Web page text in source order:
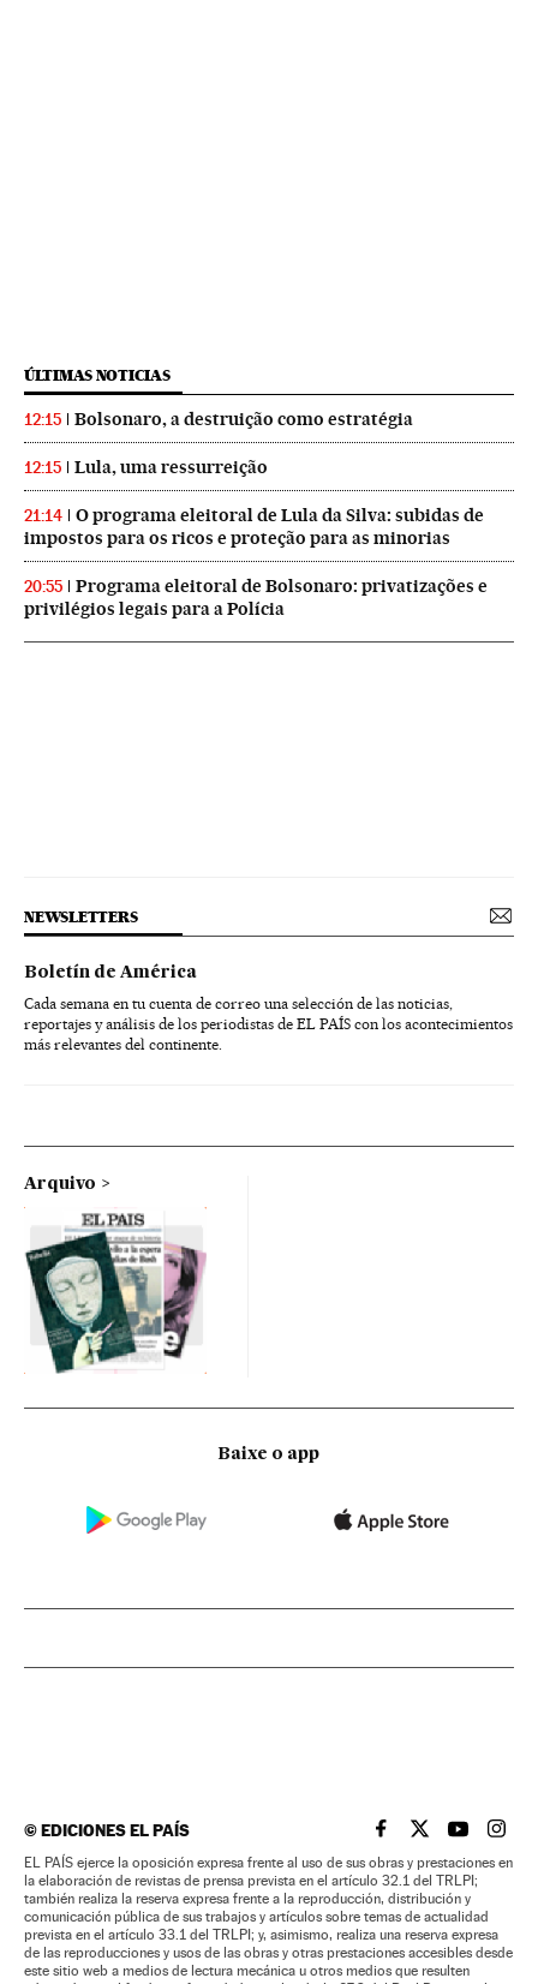
ÚLTIMAS NOTICIAS
12:15 Bolsonaro, a destruição como estratégia
12:15 Lula, uma ressurreição
21:14
O programa eleitoral de Lula da Silva: subidas de
impostos para os ricos e proteção para as minorias
20:55
Programa eleitoral de Bolsonaro: privatizações e
privilégios legais para a Polícia
NEWSLETTERS
Boletín de América
Cada semana en tu cuenta de correo una selección de las noticias,
reportajes y análisis de los periodistas de EL PAÍS con los acontecimientos
más relevantes del continente.
Arquivo
Baixe o app
©EDICIONES EL PAÍS EL PAÍS BRASIL EN
EL PAÍSEL PAÍS
EL
EL PAÍS ejerce la oposición expresa frente al uso de sus obras y prestaciones en
la elaboración de revistas de prensa prevista en el artículo 32.1 del TRLPI;
también realiza la reserva expresa frente a la reproducción, distribución y
comunicación pública de sus trabajos y artículos sobre temas de actualidad
prevista en el artículo 33.1 del TRLPI; y, asimismo, realiza una reserva expresa
de las reproducciones y usos de las obras y otras prestaciones accesibles desde
este sitio web a medios de lectura mecánica u otros medios que resulten